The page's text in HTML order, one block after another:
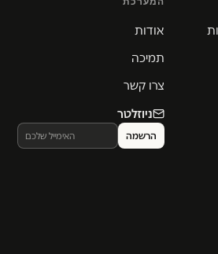
אודות
תמיכה
צרו קשר
ניוזלטר